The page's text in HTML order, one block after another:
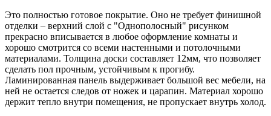
Это полностью готовое покрытие. Оно не требует финишной
отделки – верхний слой с "Однополосный" рисунком
прекрасно вписывается в любое оформление комнаты и
хорошо смотрится со всеми настенными и потолочными
материалами. Толщина доски составляет 12мм, что позволяет
сделать пол прочным, устойчивым к прогибу.
Ламинированная панель выдерживает большой вес мебели, на
ней не остается следов от ножек и царапин. Материал хорошо
держит тепло внутри помещения, не пропускает внутрь холод.